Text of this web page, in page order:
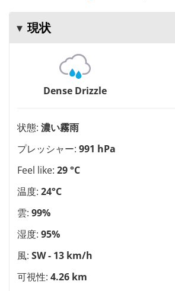
現状
Dense Drizzle
状態: 濃い霧雨
プレッシャー: 991 hPa
Feel like: 29 °C
温度: 24°C
雲: 99%
湿度: 95%
風: SW - 13 km/h
可視性: 4.26 km